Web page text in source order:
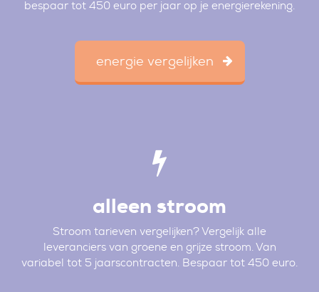
bespaar tot 450 euro per jaar op je energierekening.
energie vergelijken
alleen stroom
Stroom tarieven vergelijken? Vergelijk alle
leveranciers van groene en grijze stroom. Van
variabel tot 5 jaarscontracten. Bespaar tot 450 euro.